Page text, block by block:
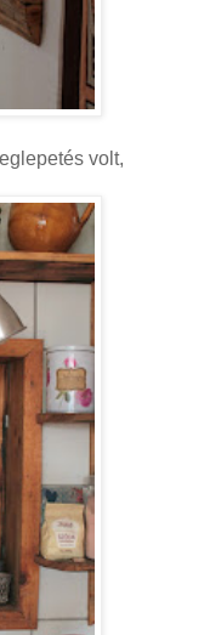
volt,